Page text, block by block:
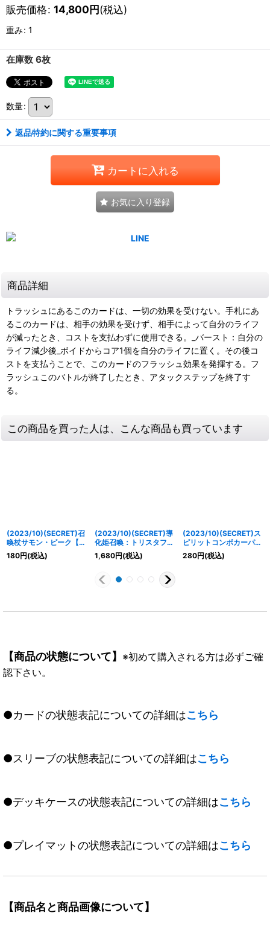
販売価格: 14,800円(税込)
重み: 1
在庫数 6枚
数量:
返品特約に関する重要事項
カートに入れる
お気に入り登録
商品詳細
トラッシュにあるこのカードは、一切の効果を受けない。手札にあ
るこのカードは、相手の効果を受けず、相手によって自分のライフ
が減ったとき、コストを支払わずに使用できる。_バースト：自分の
ライフ減少後_ボイドからコア1個を自分のライフに置く。その後コ
ストを支払うことで、このカードのフラッシュ効果を発揮する。フ
ラッシュこのバトルが終了したとき、アタックステップを終了す
る。
この商品を買った人は、こんな商品も買っています
(2023/10)(SECRET)召
喚杖サモン・ピーク【X-
SEC】{BS65-X08}
《多》
180円(税込)
(2023/10)(SECRET)導
化姫召喚：トリスタフィ
ールド【X-SEC】
{BS66-X12}《黄》
1,680円(税込)
(2023/10)(SECRET)ス
ピリットコンボカーパル
ム【M-SEC】{BS65-
034}《黄》
280円(税込)
【商品の状態について】 ※初めて購入される方は必ずご確
認下さい。
●カードの状態表記についての詳細はこちら
●スリーブの状態表記についての詳細はこちら
●デッキケースの状態表記についての詳細はこちら
●プレイマットの状態表記についての詳細はこちら
【商品名と商品画像について】